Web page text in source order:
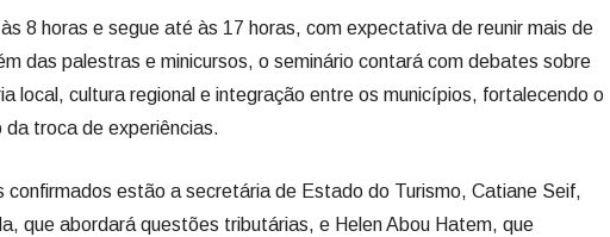
8 horas e segue até às 17 horas, com expectativa de reunir mais de
das palestras e minicursos, o seminário contará com debates sobre
local, cultura regional e integração entre os municípios, fortalecendo o
da troca de experiências.
confirmados estão a secretária de Estado do Turismo, Catiane Seif,
que abordará questões tributárias, e Helen Abou Hatem, que